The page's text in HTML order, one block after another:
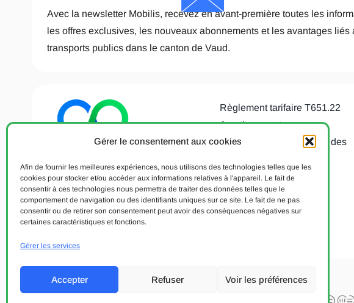
Gérer le consentement aux cookies
Afin de fournir les meilleures expériences, nous utilisons des technologies telles que les
cookies pour stocker et/ou accéder aux informations relatives à l'appareil. Le fait de
consentir à ces technologies nous permettra de traiter des données telles que le
comportement de navigation ou des identifiants uniques sur ce site. Le fait de ne pas
consentir ou de retirer son consentement peut avoir des conséquences négatives sur
certaines caractéristiques et fonctions.
Gérer les services
Accepter Refuser Voir les préférences
Avec la newsletter Mobilis, recevez en avant-première toutes les
les offres exclusives, les nouveaux abonnements et les avantages liés
transports publics dans le canton de Vaud.
Règlement tarifaire T651.22
Avertissement
Déclaration de protection des
Politique de cookies
Aide & Contact
© 2004 - 8 août 2026. Communauté tarifaire vaudoise Mobilis. Tous droits réservés.